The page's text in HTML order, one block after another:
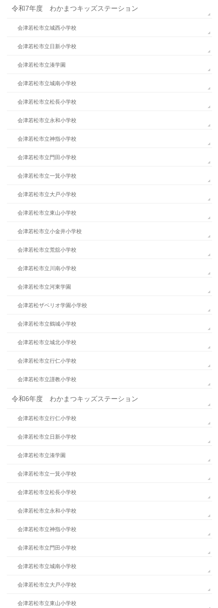
令和7年度 わかまつキッズステーション
会津若松市立城西小学校
会津若松市立日新小学校
会津若松市立湊学園
会津若松市立城南小学校
会津若松市立松長小学校
会津若松市立永和小学校
会津若松市立神指小学校
会津若松市立門田小学校
会津若松市立一箕小学校
会津若松市立大戸小学校
会津若松市立東山小学校
会津若松市立小金井小学校
会津若松市立荒舘小学校
会津若松市立川南小学校
会津若松市立河東学園
会津若松ザベリオ学園小学校
会津若松市立鶴城小学校
会津若松市立城北小学校
会津若松市立行仁小学校
会津若松市立謹教小学校
令和6年度 わかまつキッズステーション
会津若松市立行仁小学校
会津若松市立日新小学校
会津若松市立湊学園
会津若松市立一箕小学校
会津若松市立松長小学校
会津若松市立永和小学校
会津若松市立神指小学校
会津若松市立門田小学校
会津若松市立城南小学校
会津若松市立大戸小学校
会津若松市立東山小学校